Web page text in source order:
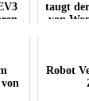
taugt
von
Robot